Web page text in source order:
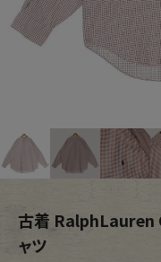
メンズ商
Bottoms
レディー
古着 RalphLauren
ャツ